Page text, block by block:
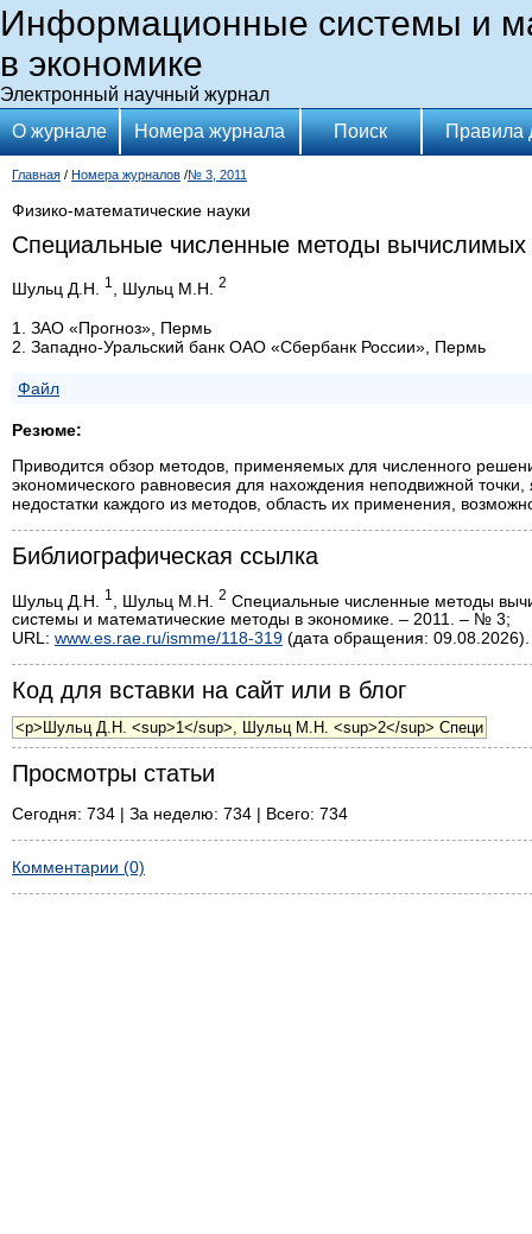
Информационные системы и
в экономике
Электронный научный журнал
О журнале
Номера журнала Поиск Правила
Главная / Номера журналов /№ 3, 2011
Физико-математические науки
Специальные численные методы вычислимых
Шульц Д.Н. 1 , Шульц М.Н. 2
1. ЗАО «Прогноз», Пермь
2. Западно-Уральский банк ОАО «Сбербанк России», Пермь
Файл
Резюме:
Приводится обзор методов, применяемых для численного
экономического равновесия для нахождения неподвижной
недостатки каждого из методов, область их применения,
Библиографическая ссылка
Шульц Д.Н. 1 , Шульц М.Н. 2 Специальные численные методы
системы и математические методы в экономике. – 2011. – № 3;
URL: www.es.rae.ru/ismme/118-319 (дата обращения: 09.08.2026).
Код для вставки на сайт или в блог
Просмотры статьи
Сегодня: 734 | За неделю: 734 | Всего: 734
Комментарии (0)